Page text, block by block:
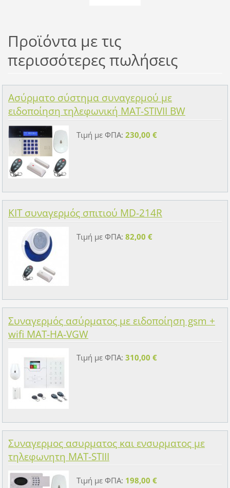
Προϊόντα με τις
περισσότερες πωλήσεις
Ασύρματο σύστημα συναγερμού με
ειδοποίηση τηλεφωνική MAT-STIVII BW
Τιμή με ΦΠΑ: 230,00 €
KIT συναγερμός σπιτιού MD-214R
Τιμή με ΦΠΑ: 82,00 €
Συναγερμός ασύρματος με ειδοποίηση gsm +
wifi MAT-HA-VGW
Τιμή με ΦΠΑ: 310,00 €
Συναγερμος ασυρματος και ενσυρματος με
τηλεφωνητη MAT-STIII
Τιμή με ΦΠΑ: 198,00 €